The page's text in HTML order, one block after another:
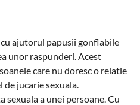
ajutorul papusii gonflabile
unor raspunderi. Acest
care nu doresc o relatie
de jucarie sexuala.
a unei persoane. Cu